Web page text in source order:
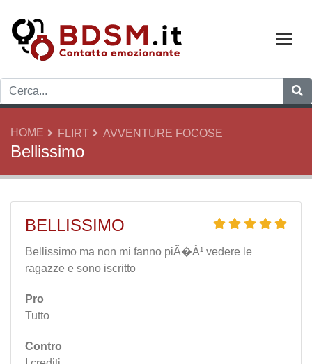
HOME FLIRT AVVENTURE FOCOSE
Bellissimo
BELLISSIMO
Bellissimo ma non mi fanno piÃ�Â¹ vedere le
ragazze e sono iscritto
Pro
Tutto
Contro